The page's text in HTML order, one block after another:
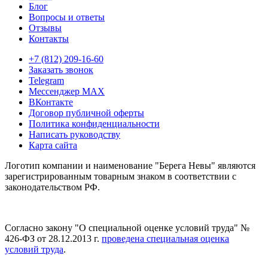
Блог
Вопросы и ответы
Отзывы
Контакты
+7 (812) 209-16-60
Заказать звонок
Telegram
Мессенджер MAX
ВКонтакте
Договор публичной оферты
Политика конфиденциальности
Написать руководству
Карта сайта
Логотип компании и наименование "Берега Невы" являются
зарегистрированным товарным знаком в соответствии с
законодательством РФ.
Согласно закону "О специальной оценке условий труда" №
426-ФЗ от 28.12.2013 г. проведена специальная оценка
условий труда.